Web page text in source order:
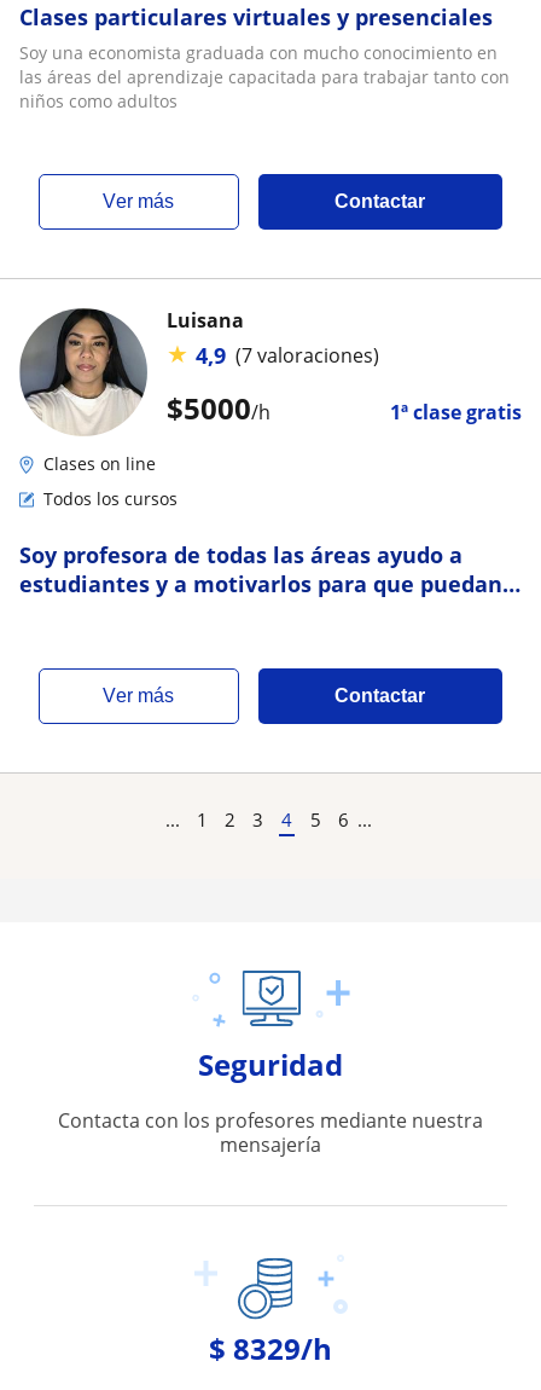
Clases particulares virtuales y presenciales
Soy una economista graduada con mucho conocimiento en
las áreas del aprendizaje capacitada para trabajar tanto con
niños como adultos
ver más Contactar
$5000/h 1ª clase gratis
Luisana
★ 4,9 (7 valoraciones)
Clases on line
Todos los cursos
Soy profesora de todas las áreas ayudo a
estudiantes y a motivarlos para que puedan
ver más Contactar
... 1 2 3 4 5 6 ...
Seguridad
Contacta con los profesores mediante nuestra
mensajería
$ 8329/h